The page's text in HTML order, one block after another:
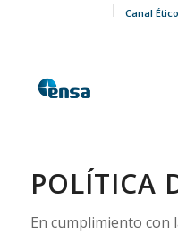
Canal Ético
POLÍTICA
En cumplimiento con